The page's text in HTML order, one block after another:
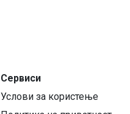
Сервиси
Услови за користење